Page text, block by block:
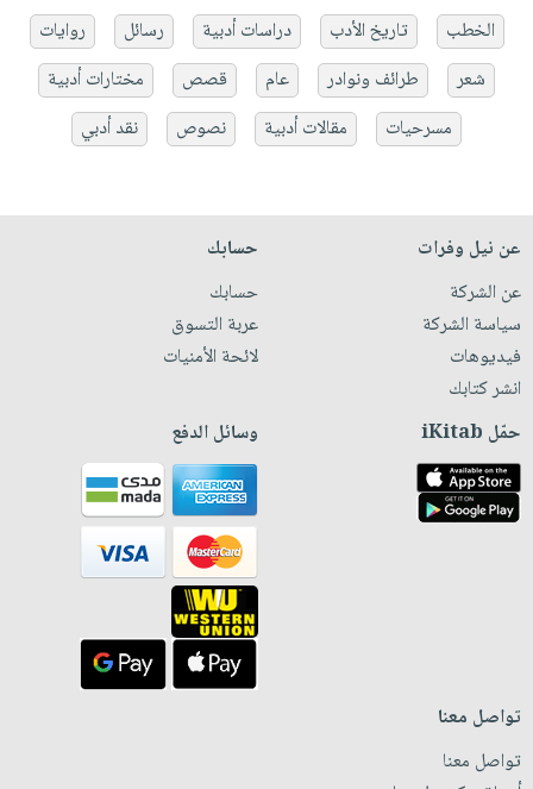
الخطب
تاريخ الأدب دراسات أدبية رسائل
روايات
شعر
طرائف ونوادر عام قصص
مختارات أدبية
مسرحيات
مقالات أدبية نصوص نقد أدبي
عن نيل وفرات
عن الشركة
سياسة الشركة
فيديوهات
انشر كتابك
حسابك
حسابك
عربة التسوق
لائحة الأمنيات
حمّل iKitab وسائل الدفع
تواصل معنا
تواصل معنا